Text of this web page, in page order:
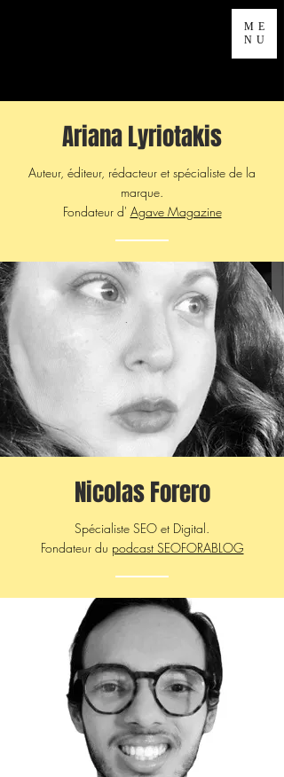
ME
NU
Ariana Lyriotakis
Auteur, éditeur, rédacteur et spécialiste de la
marque.
Fondateur d' Agave Magazine
Nicolas Forero
Spécialiste SEO et Digital.
Fondateur du podcast SEOFORABLOG